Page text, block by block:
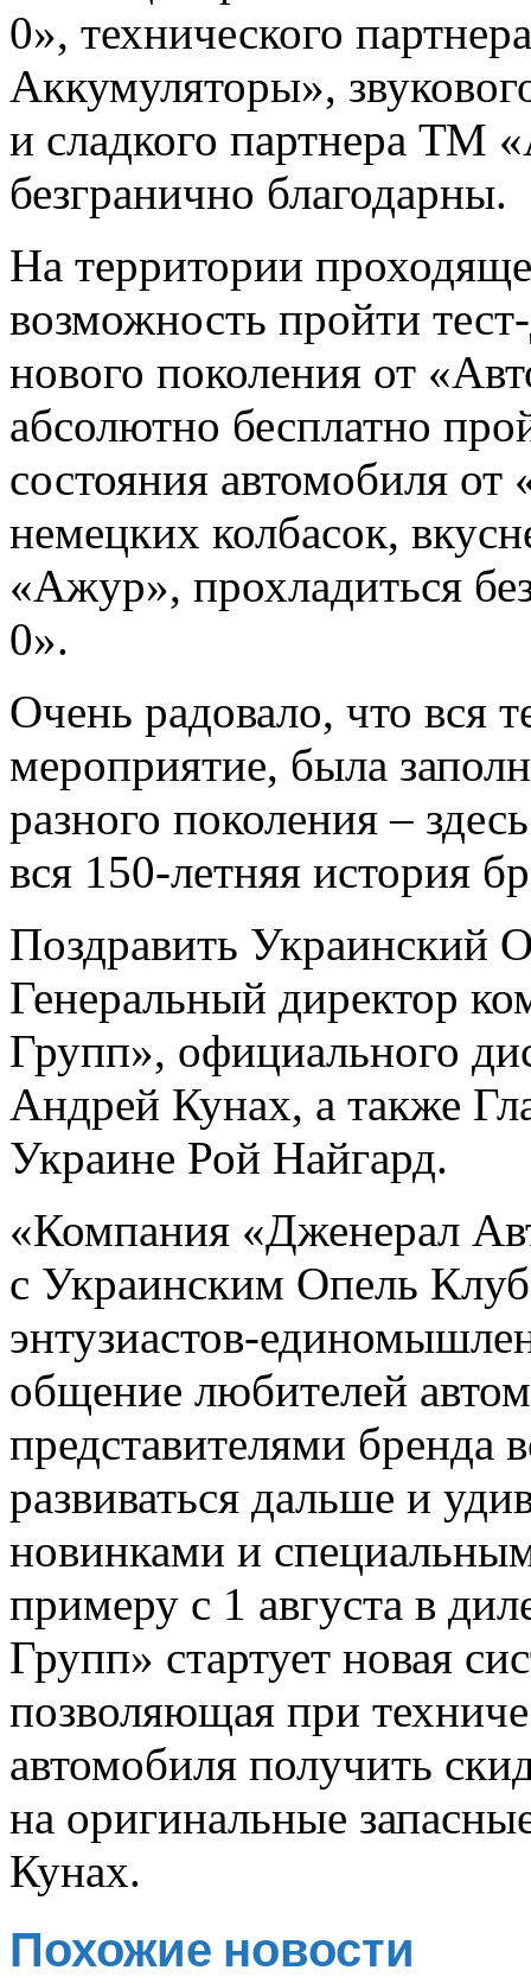
0», технического
Аккумуляторы»,
и сладкого партнера ТМ
безгранично благодарны.
На территории
возможность пройти
нового поколения от
абсолютно бесплатно
состояния автомобиля
немецких колбасок,
«Ажур», прохладиться
0».
Очень радовало, что вся
мероприятие, была
разного поколения –
вся 150-летняя история
Поздравить Украинский
Генеральный директор
Групп», официального
Андрей Кунах, а также
Украине Рой Найгард.
«Компания «Дженерал
с Украинским Опель
энтузиастов-
общение любителей
представителями бренда
развиваться дальше и
новинками и
примеру с 1 августа в
Групп» стартует новая
позволяющая при
автомобиля получить
на оригинальные
Кунах.
Похожие новости